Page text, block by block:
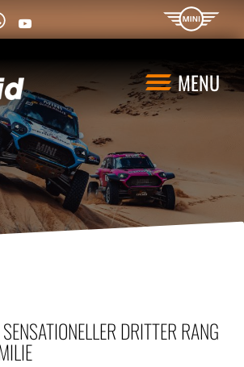
MENU
DRITTER RANG
YouTube